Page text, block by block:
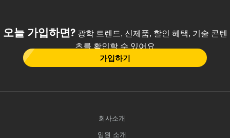
오늘 가입하면?광학 트렌드, 신제품, 할인 혜택, 기술 콘텐
츠를 확인할 수 있어요
가입하기
회사소개
임원 소개